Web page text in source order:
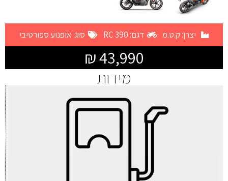
יצרן:ק.ט.מ דגם: 390 RC סוג: אופנוע ספורטיבי
43,990 ₪
מידות